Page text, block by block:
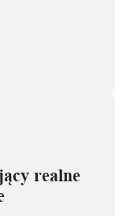
realne